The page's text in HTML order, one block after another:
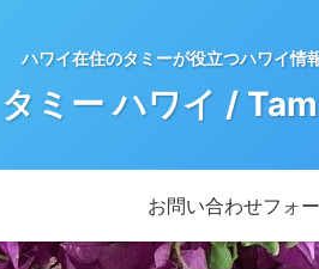
ハワイ在住のタミーが役立つハワイ情
タミー ハワイ /
お問い合わせフォ